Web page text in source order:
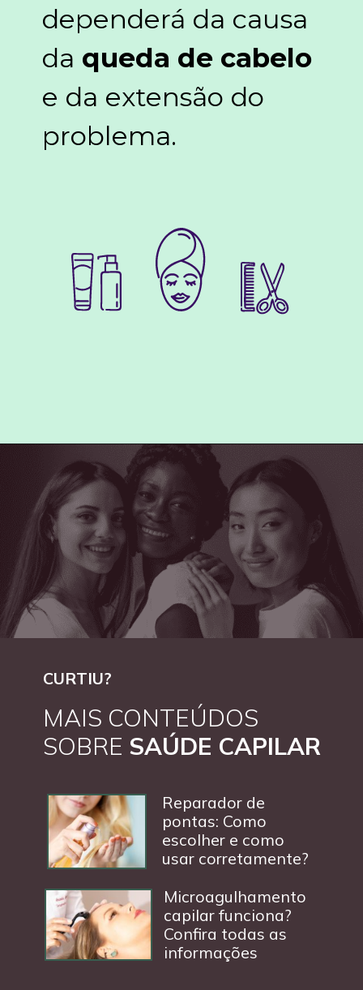
dependerá da causa
da queda de cabelo
e da extensão do
problema.
MAIS CONTEÚDOS
SOBRE SAÚDE CAPILAR
CURTIU?
Reparador de
pontas: Como
escolher e como
usar corretamente?
Microagulhamento
capilar funciona?
Confira todas as
informações